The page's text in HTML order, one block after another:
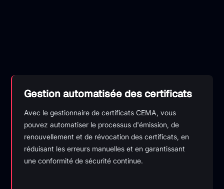
Gestion automatisée des certificats
Avec le gestionnaire de certificats CEMA, vous
pouvez automatiser le processus d'émission, de
renouvellement et de révocation des certificats, en
réduisant les erreurs manuelles et en garantissant
une conformité de sécurité continue.